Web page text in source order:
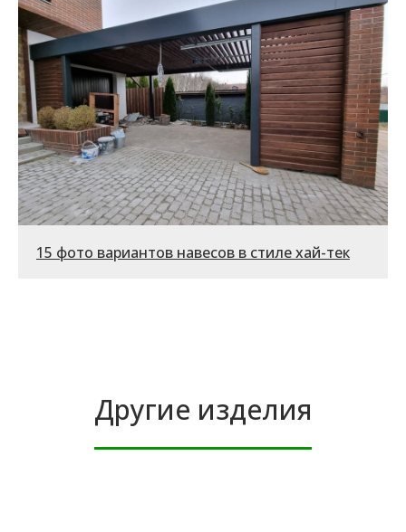
15 фото вариантов навесов в стиле хай-тек
Другие изделия